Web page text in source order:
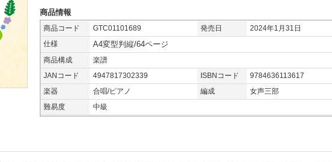
商品情報
商品コード GTC01101689 発売日
2024年1月31日
仕様
A4変型判縦/64ページ
商品構成
楽譜
JANコード
4947817302339 ISBNコード
9784636113617
楽器
合唱/ピアノ 編成
女声三部
難易度
中級